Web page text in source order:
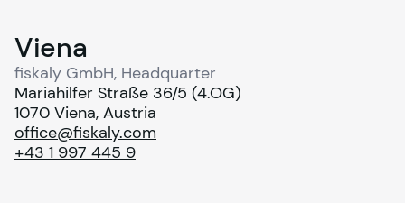
Viena
fiskaly GmbH, Headquarter
Mariahilfer Straße 36/5 (4.OG)
1070 Viena, Austria
office@fiskaly.com
+43 1 997 445 9